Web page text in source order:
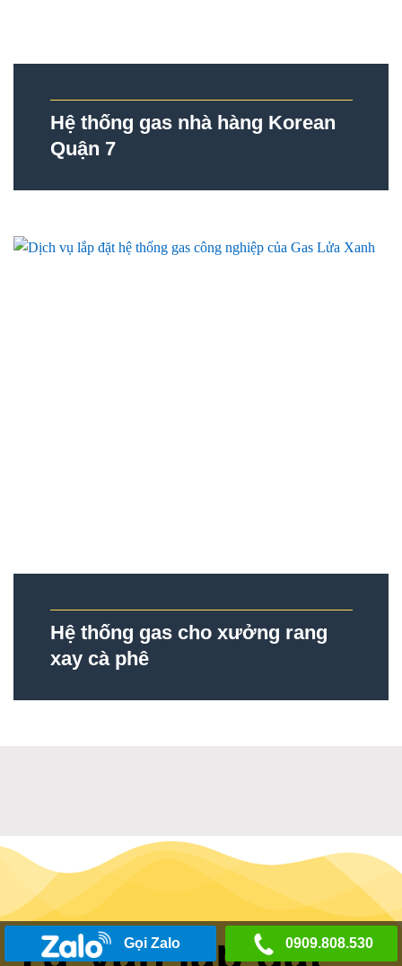
Hệ thống gas nhà hàng Korean
Quận 7
Hệ thống gas cho xưởng rang
xay cà phê
Tư vấn lắp đặt
Gọi Zalo 0909.808.530